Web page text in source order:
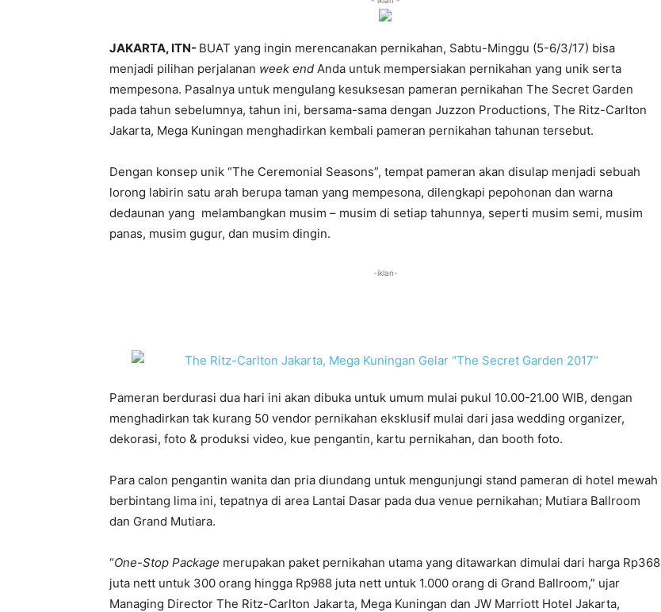
JAKARTA, ITN- BUAT yang ingin merencanakan pernikahan, Sabtu-Minggu (5-6/3/17) bisa
menjadi pilihan perjalanan week end Anda untuk mempersiakan pernikahan yang unik serta
mempesona. Pasalnya untuk mengulang kesuksesan pameran pernikahan The Secret Garden
pada tahun sebelumnya, tahun ini, bersama-sama dengan Juzzon Productions, The Ritz-Carlton
Jakarta, Mega Kuningan menghadirkan kembali pameran pernikahan tahunan tersebut.
Dengan konsep unik “The Ceremonial Seasons”, tempat pameran akan disulap menjadi sebuah
lorong labirin satu arah berupa taman yang mempesona, dilengkapi pepohonan dan warna
dedaunan yang melambangkan musim – musim di setiap tahunnya, seperti musim semi, musim
panas, musim gugur, dan musim dingin.
-iklan-
Pameran berdurasi dua hari ini akan dibuka untuk umum mulai pukul 10.00-21.00 WIB, dengan
menghadirkan tak kurang 50 vendor pernikahan eksklusif mulai dari jasa wedding organizer,
dekorasi, foto & produksi video, kue pengantin, kartu pernikahan, dan booth foto.
Para calon pengantin wanita dan pria diundang untuk mengunjungi stand pameran di hotel mewah
berbintang lima ini, tepatnya di area Lantai Dasar pada dua venue pernikahan; Mutiara Ballroom
dan Grand Mutiara.
“One-Stop Package merupakan paket pernikahan utama yang ditawarkan dimulai dari harga Rp368
juta nett untuk 300 orang hingga Rp988 juta nett untuk 1.000 orang di Grand Ballroom,” ujar
Managing Director The Ritz-Carlton Jakarta, Mega Kuningan dan JW Marriott Hotel Jakarta,